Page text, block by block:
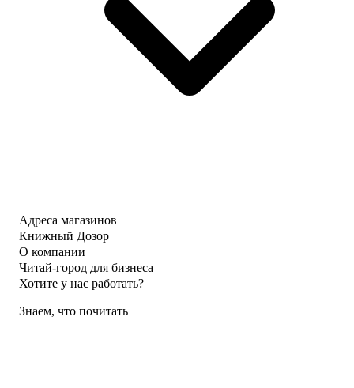
Адреса магазинов
Книжный Дозор
О компании
Читай-город для бизнеса
Хотите у нас работать?
Знаем, что почитать